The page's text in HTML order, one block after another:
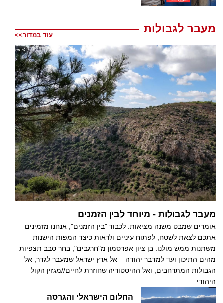
מעבר לגבולות
עוד במדור>>
מעבר לגבולות - מיוחד לבין הזמנים
אומרים שמבט משנה מציאות. לכבוד "בין הזמנים", אנחנו מזמינים
אתכם לצאת לשטח, לפתוח עיניים ולראות כיצד המפות הישנות
משתנות ממש מולנו. בן ציון אפרסמון מ"חרגבים", בחר סבב תצפיות
מהים התיכון ועד למדבר יהודה – אל ארץ ישראל שמעבר לגדר, אל
הגבולות המתרחבים, ואל ההיסטוריה שחוזרת לחיים//מגזין הקול
היהודי
החלום הישראלי והגרסה